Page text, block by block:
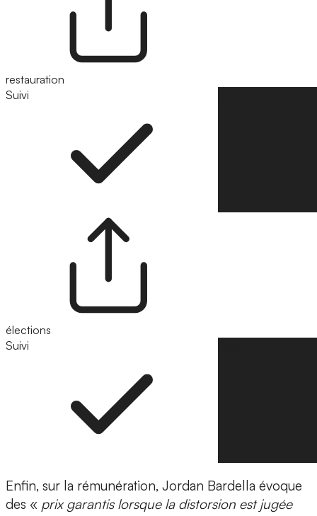
restauration
Suivi
élections
Suivi
Enfin, sur la rémunération, Jordan Bardella évoque
des « prix garantis lorsque la distorsion est jugée